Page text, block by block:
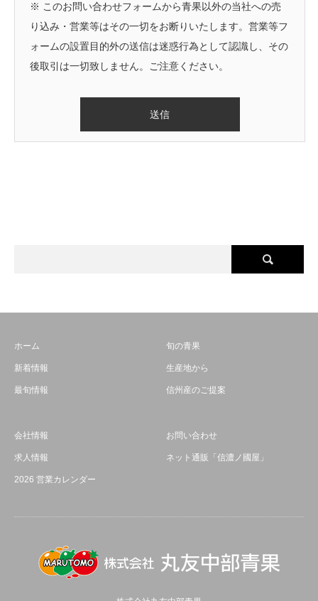
※ このお問い合わせフォームから青果以外の当社への売
り込み・営業等はその一切をお断りいたします。営業等フ
ォームの設置目的外の送信は迷惑行為として認識し、その
後取引は一切致しません。ご注意ください。
ホーム
新着情報
最旬情報
旬の青果
生産地から
信州産のご提案
会社情報
求人情報
2026 営業カレンダー
お問い合わせ
ネット通販「信濃ノ國屋」